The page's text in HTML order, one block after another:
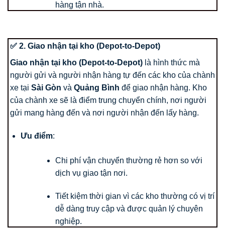
hàng tận nhà.
✅ 2. Giao nhận tại kho (Depot-to-Depot)
Giao nhận tại kho (Depot-to-Depot) là hình thức mà
người gửi và người nhận hàng tự đến các kho của chành
xe tại Sài Gòn và Quảng Bình để giao nhận hàng. Kho
của chành xe sẽ là điểm trung chuyển chính, nơi người
gửi mang hàng đến và nơi người nhận đến lấy hàng.
Ưu điểm:
Chi phí vận chuyển thường rẻ hơn so với
dịch vụ giao tận nơi.
Tiết kiệm thời gian vì các kho thường có vị trí
dễ dàng truy cập và được quản lý chuyên
nghiệp.